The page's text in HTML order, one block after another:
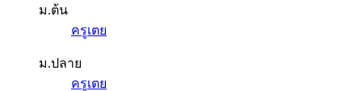
ม.ต้น
ครูเตย
ม.ปลาย
ครูเตย